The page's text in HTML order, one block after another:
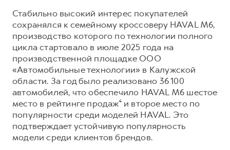
Стабильно высокий интерес покупателей
сохранялся к семейному кроссоверу HAVAL M6,
производство которого по технологии полного
цикла стартовало в июле 2025 года на
производственной площадке ООО
«Автомобильные технологии» в Калужской
области. За год было реализовано 36 100
автомобилей, что обеспечило HAVAL M6 шестое
место в рейтинге продаж⁴ и второе место по
популярности среди моделей HAVAL. Это
подтверждает устойчивую популярность
модели среди клиентов брендов.